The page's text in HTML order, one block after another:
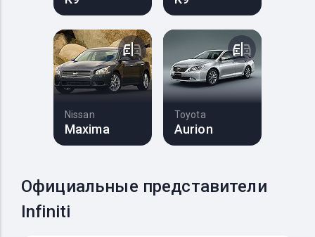
Nissan
Maxima
Toyota
Aurion
Официальные представители
Infiniti